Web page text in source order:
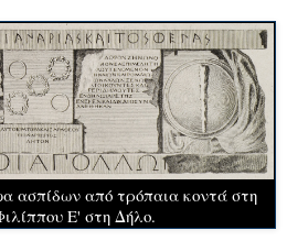
ασπίδων από τρόπαια κοντά στη
Ε' στη Δήλο.